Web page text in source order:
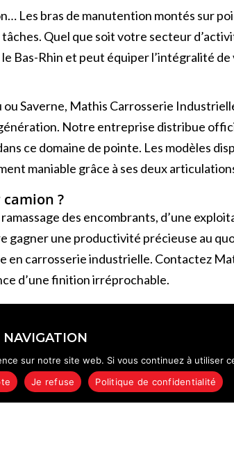
Les bras de manutention montés sur
Quel que soit votre secteur
Bas-Rhin et peut équiper l’intégralité
Saverne, Mathis Carrosserie
Notre entreprise distribue
ce domaine de pointe. Les modèles
maniable grâce à ses deux
?
des encombrants, d’une
gagner une productivité précieuse au
carrosserie industrielle. Contactez
d’une finition irréprochable.
NAVIGATION
Accueil
Nos Produits
SAV
Nos expertises
sur notre site web. Si vous continuez à utiliser
Je refuse Politique de confidentialité